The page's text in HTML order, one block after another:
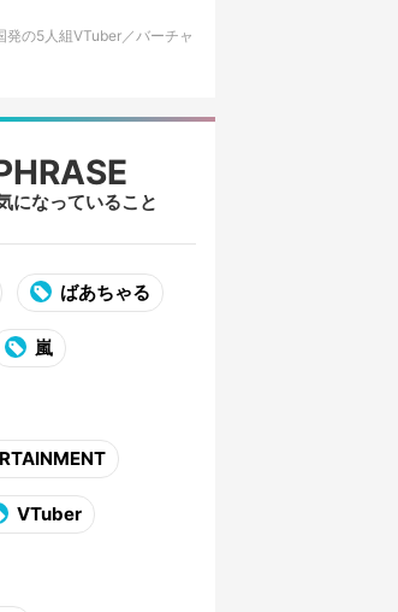
発の5人組VTuber／バーチャ
になっていること
ばあちゃる
嵐
VTuber